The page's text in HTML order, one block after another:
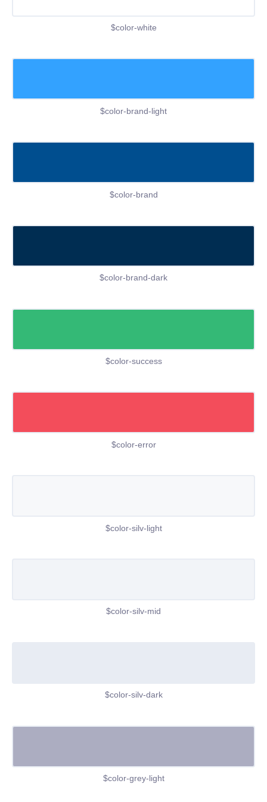
$color-white
$color-brand-light
$color-brand
$color-brand-dark
$color-success
$color-error
$color-silv-light
$color-silv-mid
$color-silv-dark
$color-grey-light